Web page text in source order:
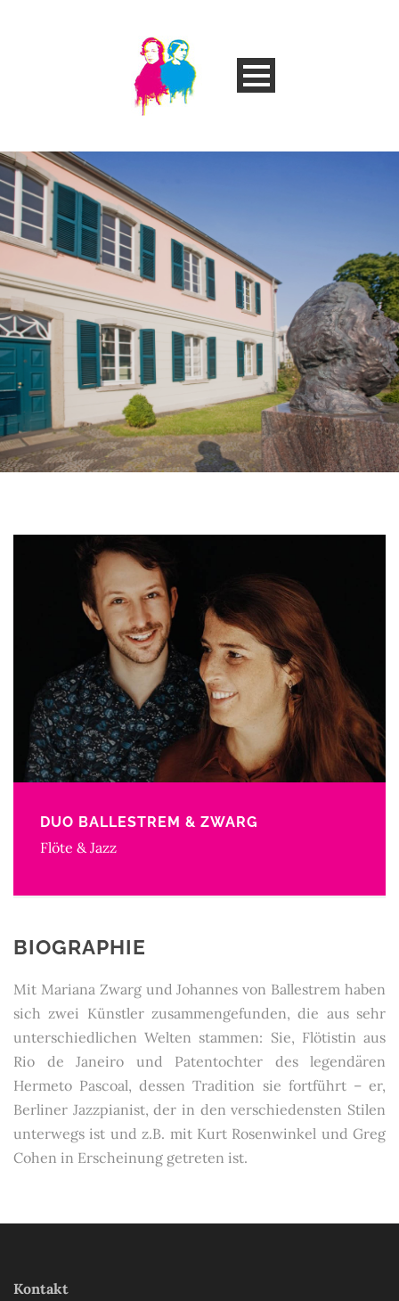
DUO BALLESTREM & ZWARG
Flöte & Jazz
BIOGRAPHIE
Mit Mariana Zwarg und Johannes von Ballestrem haben
sich zwei Künstler zusammengefunden, die aus sehr
unterschiedlichen Welten stammen: Sie, Flötistin aus
Rio de Janeiro und Patentochter des legendären
Hermeto Pascoal, dessen Tradition sie fortführt – er,
Berliner Jazzpianist, der in den verschiedensten Stilen
unterwegs ist und z.B. mit Kurt Rosenwinkel und Greg
Cohen in Erscheinung getreten ist.
Kontakt